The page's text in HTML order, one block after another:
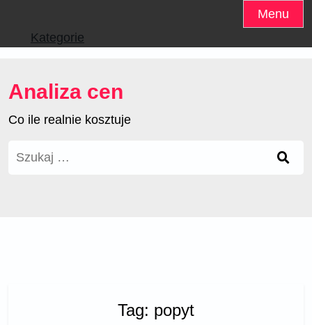
content
Menu
Kategorie
Analiza cen
Co ile realnie kosztuje
Szukaj:
Tag: popyt